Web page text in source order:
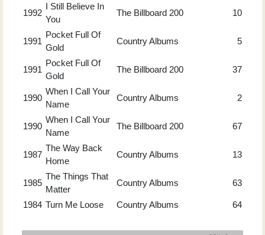
1992
I Still Believe In
You
The Billboard 200 10
1991
Pocket Full Of
Gold
Country Albums 5
1991
Pocket Full Of
Gold
The Billboard 200 37
1990
When I Call Your
Name
Country Albums 2
1990
When I Call Your
Name
The Billboard 200 67
1987
The Way Back
Home
Country Albums 13
1985
The Things That
Matter
Country Albums 63
1984 Turn Me Loose Country Albums 64